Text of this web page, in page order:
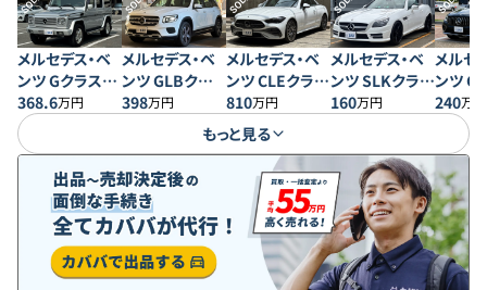
メルセデス・ベ
ンツ Gクラス
G500 ロング
368.6万円
メルセデス・ベ
ンツ GLBクラス
GLB200d
398万円
メルセデス・ベ
ンツ CLEクラス
CLE200 スポー
ツ カブリオレ
810万円
メルセデス・ベ
ンツ SLKクラス
SLK 200MT
160万円
メルセ
ンツ
スポー
240万円
もっと見る